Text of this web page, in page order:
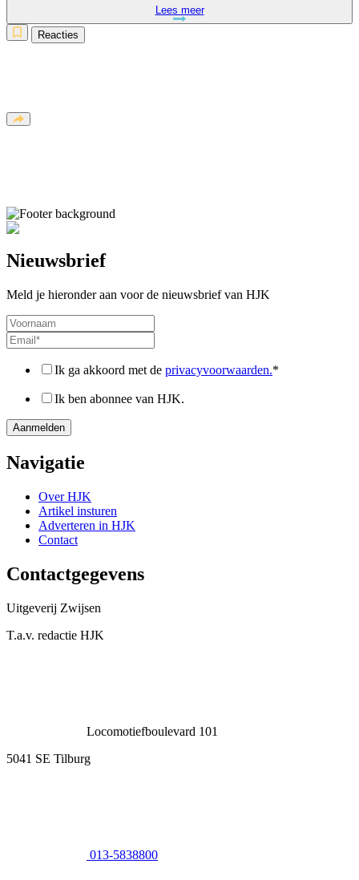
Lees meer
Reacties
Nieuwsbrief
Meld je hieronder aan voor de nieuwsbrief van HJK
Ik ga akkoord met de privacyvoorwaarden.*
Ik ben abonnee van HJK.
Navigatie
Over HJK
Artikel insturen
Adverteren in HJK
Contact
Contactgegevens
Uitgeverij Zwijsen
T.a.v. redactie HJK
Locomotiefboulevard 101
5041 SE Tilburg
013-5838800